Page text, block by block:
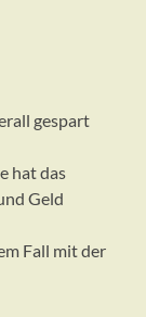
gespart
hat das
Geld
Fall mit der